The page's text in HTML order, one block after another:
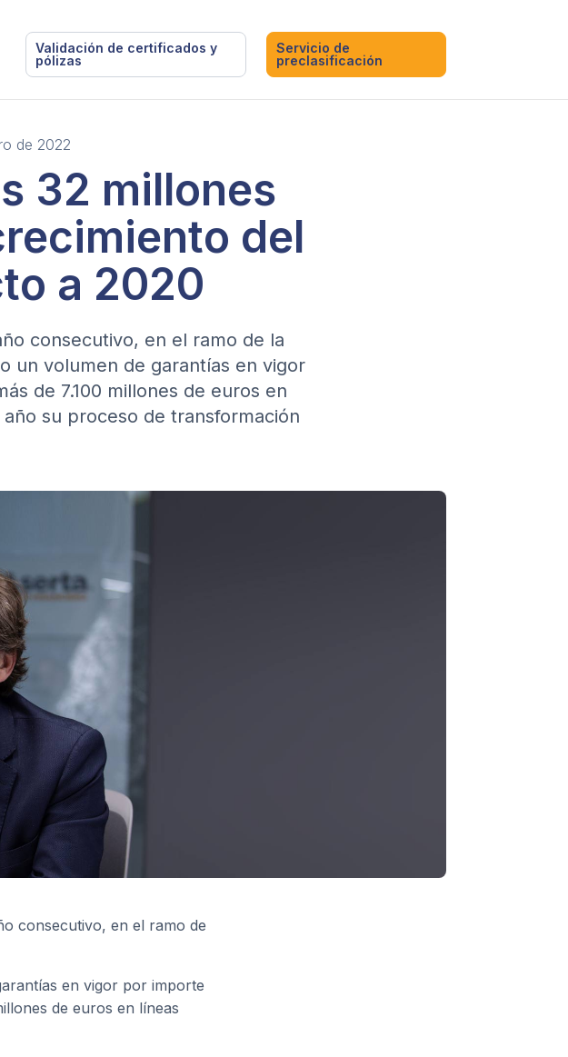
Validación de certificados y
pólizas
Servicio de
preclasificación
de 2022
32 millones
del
a 2020
consecutivo, en el ramo de la
un volumen de garantías en vigor
de 7.100 millones de euros en
su proceso de transformación
consecutivo, en el ramo de
en vigor por importe
de euros en líneas